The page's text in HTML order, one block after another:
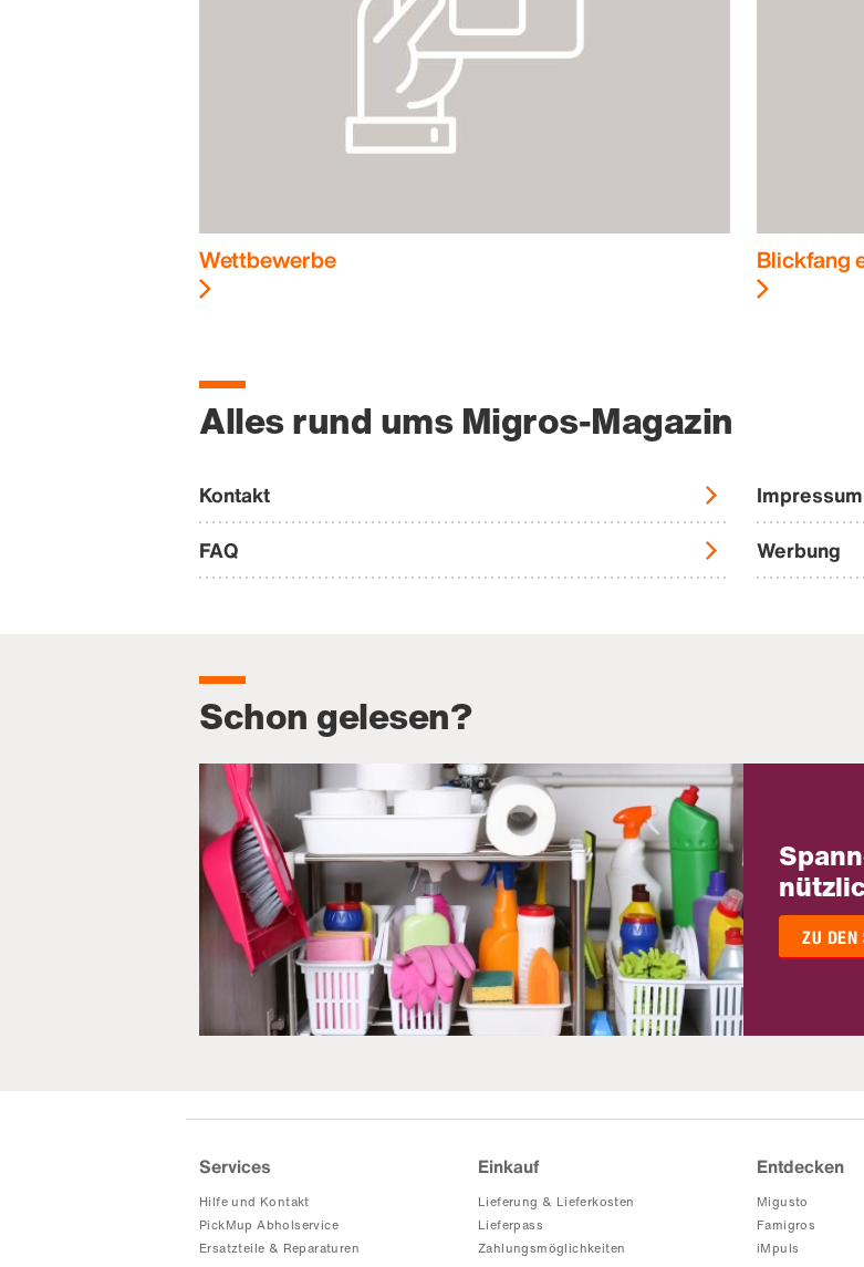
Wettbewerbe Blickfang
Alles rund ums Migros-Magazin
Kontakt
Impressum
FAQ
Werbung
Schon gelesen?
ZU DEN
Services
Hilfe und Kontakt
PickMup Abholservice
Ersatzteile & Reparaturen
Einkauf
Lieferung & Lieferkosten
Lieferpass
Zahlungsmöglichkeiten
Entdecken
Migusto
Famigros
iMpuls